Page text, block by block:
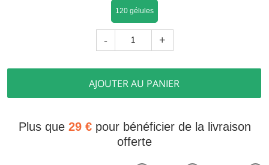
120 gélules
- +
AJOUTER AU PANIER
Plus que 29 €pour bénéficier de la livraison
offerte